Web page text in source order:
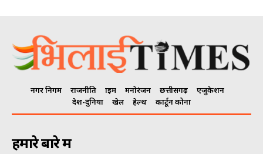
नगर निगम राजनीति क्राइम मनोरंजन छत्तीसगढ़
एजुकेशन
देश-दुनिया
खेल हेल्थ कार्टून कोना
हमारे बारे में